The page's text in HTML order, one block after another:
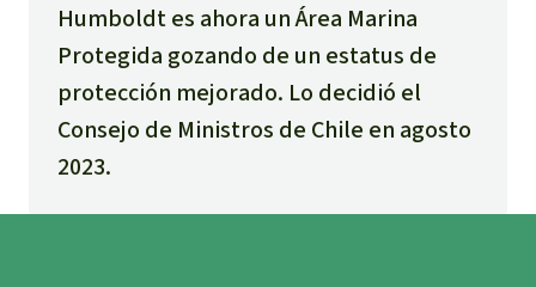
Humboldt es ahora un Área Marina
Protegida gozando de un estatus de
protección mejorado. Lo decidió el
Consejo de Ministros de Chile en agosto
2023.